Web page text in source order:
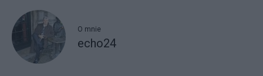
O mnie
echo24